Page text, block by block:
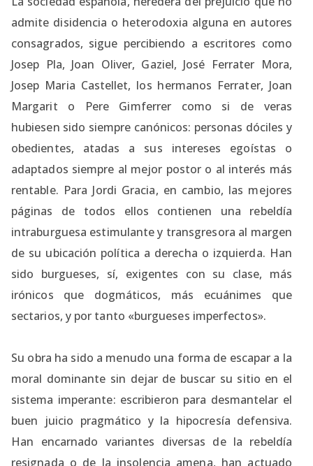
admite disidencia o heterodoxia alguna en autores
consagrados, sigue percibiendo a escritores como
Josep Pla, Joan Oliver, Gaziel, José Ferrater Mora,
Josep Maria Castellet, los hermanos Ferrater, Joan
Margarit o Pere Gimferrer como si de veras
hubiesen sido siempre canónicos: personas dóciles y
obedientes, atadas a sus intereses egoístas o
adaptados siempre al mejor postor o al interés más
rentable. Para Jordi Gracia, en cambio, las mejores
páginas de todos ellos contienen una rebeldía
intraburguesa estimulante y transgresora al margen
de su ubicación política a derecha o izquierda. Han
sido burgueses, sí, exigentes con su clase, más
irónicos que dogmáticos, más ecuánimes que
sectarios, y por tanto «burgueses imperfectos».
Su obra ha sido a menudo una forma de escapar a la
moral dominante sin dejar de buscar su sitio en el
sistema imperante: escribieron para desmantelar el
buen juicio pragmático y la hipocresía defensiva.
Han encarnado variantes diversas de la rebeldía
resignada o de la insolencia amena, han actuado